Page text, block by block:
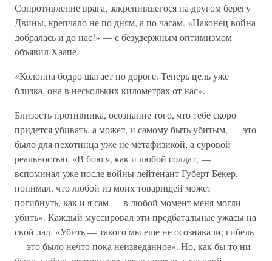
Сопротивление врага, закрепившегося на другом берегу
Двины, крепчало не по дням, а по часам. «Наконец война
добралась и до нас!» — с безудержным оптимизмом
объявил Хаапе.
«Колонна бодро шагает по дороге. Теперь цель уже
близка, она в нескольких километрах от нас».
Близость противника, осознание того, что тебе скоро
придется убивать, а может, и самому быть убитым, — это
было для пехотинца уже не метафизикой, а суровой
реальностью. «В бою я, как и любой солдат, —
вспоминал уже после войны лейтенант Губерт Бекер, —
понимал, что любой из моих товарищей может
погибнуть, как и я сам — в любой момент меня могли
убить». Каждый муссировал эти предбатальные ужасы на
свой лад. «Убить — такого мы еще не осознавали; гибель
— это было нечто пока неизведанное». Но, как бы то ни